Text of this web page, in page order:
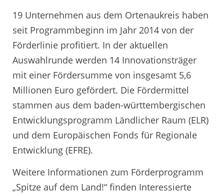
19 Unternehmen aus dem Ortenaukreis haben
seit Programmbeginn im Jahr 2014 von der
Förderlinie profitiert. In der aktuellen
Auswahlrunde werden 14 Innovationsträger
mit einer Fördersumme von insgesamt 5,6
Millionen Euro gefördert. Die Fördermittel
stammen aus dem baden-württembergischen
Entwicklungsprogramm Ländlicher Raum (ELR)
und dem Europäischen Fonds für Regionale
Entwicklung (EFRE).
Weitere Informationen zum Förderprogramm
„Spitze auf dem Land!“ finden Interessierte